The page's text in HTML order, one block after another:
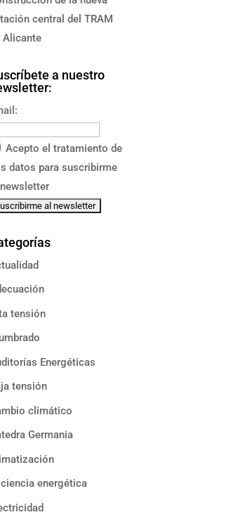
central del TRAM
Alicante
a nuestro
Acepto el tratamiento de
datos para suscribirme
tensión
Energéticas
tensión
climático
Germania
energética